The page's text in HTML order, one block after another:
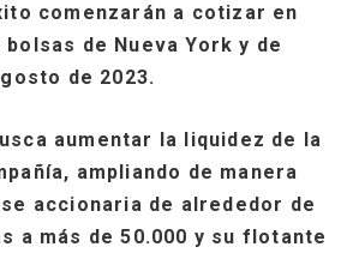
comenzarán a cotizar en
de Nueva York y de
de 2023.
aumentar la liquidez de la
ampliando de manera
accionaria de alrededor de
a más de 50.000 y su flotante